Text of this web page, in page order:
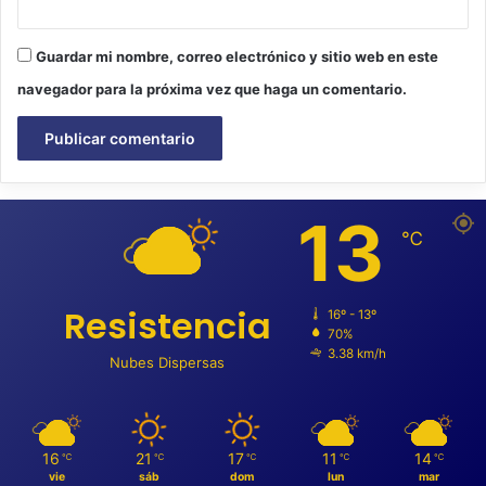
Guardar mi nombre, correo electrónico y sitio web en este
navegador para la próxima vez que haga un comentario.
Resistencia
Nubes Dispersas
13 ℃
16º - 13º
70%
3.38 km/h
16 ℃
vie
21 ℃
sáb
17 ℃
dom
11 ℃
lun
14 ℃
mar